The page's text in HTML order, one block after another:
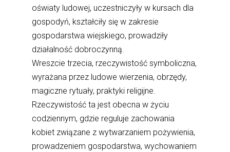
oświaty ludowej, uczestniczyły w kursach dla
gospodyń, kształciły się w zakresie
gospodarstwa wiejskiego, prowadziły
działalność dobroczynną.
Wreszcie trzecia, rzeczywistość symboliczna,
wyrażana przez ludowe wierzenia, obrzędy,
magiczne rytuały, praktyki religijne.
Rzeczywistość ta jest obecna w życiu
codziennym, gdzie reguluje zachowania
kobiet związane z wytwarzaniem pożywienia,
prowadzeniem gospodarstwa, wychowaniem